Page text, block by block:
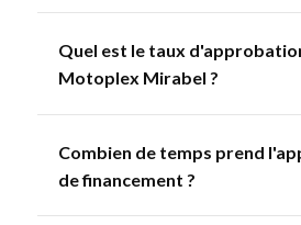
Quel est le taux
Motoplex Mirabel ?
Combien de temps prend
de financement ?